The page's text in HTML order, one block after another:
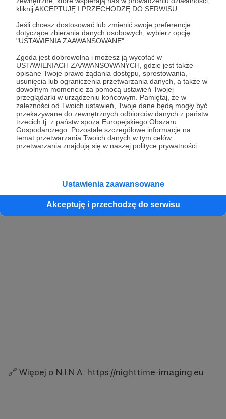
kliknij AKCEPTUJĘ I PRZECHODZĘ DO SERWISU.
Jeśli chcesz dostosować lub zmienić swoje preferencje
dotyczące zbierania danych osobowych, wybierz opcję
"USTAWIENIA ZAAWANSOWANE".
Zgoda jest dobrowolna i możesz ją wycofać w
USTAWIENIACH ZAAWANSOWANYCH, gdzie jest także
opisane Twoje prawo żądania dostępu, sprostowania,
usunięcia lub ograniczenia przetwarzania danych, a także w
dowolnym momencie za pomocą ustawień Twojej
przeglądarki w urządzeniu końcowym. Pamiętaj, że w
zależności od Twoich ustawień, Twoje dane będą mogły być
przekazywane do zewnętrznych odbiorców danych z państw
trzecich tj. z państw spoza Europejskiego Obszaru
Gospodarczego. Pozostałe szczegółowe informacje na
temat przetwarzania Twoich danych w tym celów
przetwarzania znajdują się w naszej polityce prywatności.
Ustawienia zaawansowane
Akceptuję i przechodzę do serwisu
To idealne rozwiązanie dla wszystkich, którzy chcą
fotografować kosmos jeszcze wygodniej – z
poziomu kanapy, auta albo namiotu w terenie.
🔗 Więcej o N.I.N.A.: https://nighttime-imaging.eu